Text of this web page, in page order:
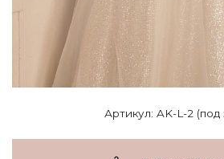
Артикул: AK-L-2 (под